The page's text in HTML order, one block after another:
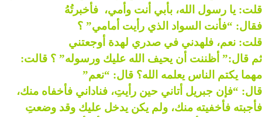
قلت: يا رسول الله، بأبي أنت وأمي، فأخبرتُهُ
فقال: “فأنت السواد الذي رأيت أمامي” ؟
قلت: نعم، فلهدني في صدري لهدة أوجعتني
ثم قال:” أظننت أن يحيف الله عليك ورسوله” ؟ قالت:
مهما يكتم الناس يعلمه الله؟ قال: “نعم”
قال: “فإن جبريل أتاني حين رأيتِ، فناداني فأخفاه منك،
فأجبته فأخفيته منك، ولم يكن يدخل عليك وقد وضعتِ